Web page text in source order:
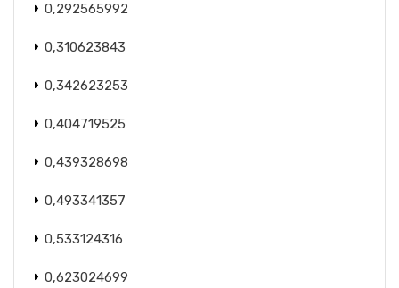
0,292565992
0,310623843
0,342623253
0,404719525
0,439328698
0,493341357
0,533124316
0,623024699